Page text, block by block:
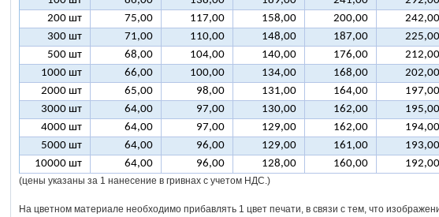
200 шт
75,00 117,00 158,00 200,00
242,00
300 шт
71,00 110,00 148,00 187,00
225,00
500 шт
68,00 104,00 140,00 176,00
212,00
1000 шт
66,00 100,00 134,00 168,00
202,00
2000 шт
65,00 98,00 131,00 164,00
197,00
3000 шт
64,00 97,00 130,00 162,00
195,00
4000 шт
64,00 97,00 129,00 162,00
194,00
5000 шт
64,00 96,00 129,00 161,00
193,00
10000 шт
64,00 96,00 128,00 160,00 192,00
(цены указаны за 1 нанесение в гривнах с учетом НДС.)
На цветном материале необходимо прибавлять 1 цвет печати, в связи с тем, что